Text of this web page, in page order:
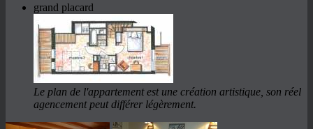
grand placard
Le plan de l'appartement est une création artistique, son réel
agencement peut différer légèrement.